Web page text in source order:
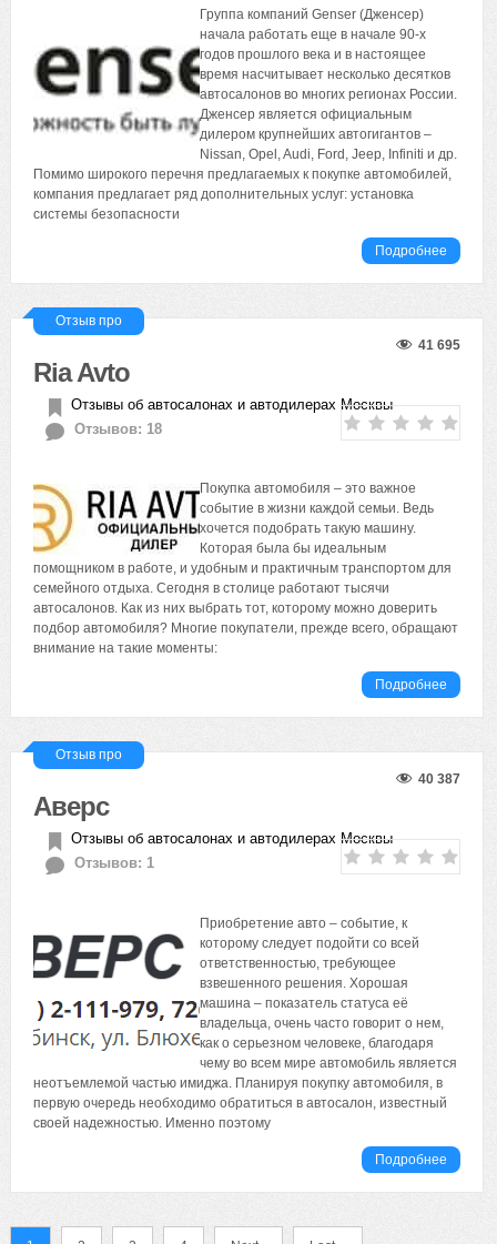
Группа компаний Genser (Дженсер)
начала работать еще в начале 90-х
годов прошлого века и в настоящее
время насчитывает несколько десятков
автосалонов во многих регионах России.
Дженсер является официальным
дилером крупнейших автогигантов –
Nissan, Opel, Audi, Ford, Jeep, Infiniti и др.
Помимо широкого перечня предлагаемых к покупке автомобилей,
компания предлагает ряд дополнительных услуг: установка
системы безопасности
Подробнее
Отзыв про
41 695
Ria Avto
Отзывы об автосалонах и автодилерах Москвы
Отзывов: 18
Покупка автомобиля – это важное
событие в жизни каждой семьи. Ведь
хочется подобрать такую машину.
Которая была бы идеальным
помощником в работе, и удобным и практичным транспортом для
семейного отдыха. Сегодня в столице работают тысячи
автосалонов. Как из них выбрать тот, которому можно доверить
подбор автомобиля? Многие покупатели, прежде всего, обращают
внимание на такие моменты:
Подробнее
Отзыв про
40 387
Аверс
Отзывы об автосалонах и автодилерах Москвы
Отзывов: 1
Приобретение авто – событие, к
которому следует подойти со всей
ответственностью, требующее
взвешенного решения. Хорошая
машина – показатель статуса её
владельца, очень часто говорит о нем,
как о серьезном человеке, благодаря
чему во всем мире автомобиль является
неотъемлемой частью имиджа. Планируя покупку автомобиля, в
первую очередь необходимо обратиться в автосалон, известный
своей надежностью. Именно поэтому
Подробнее